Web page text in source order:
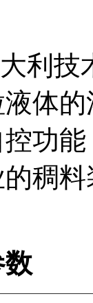
技
体
功
稠